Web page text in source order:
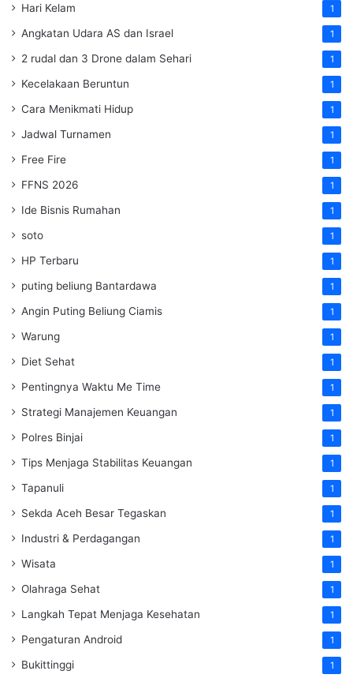
Hari Kelam 1
Angkatan Udara AS dan Israel 1
2 rudal dan 3 Drone dalam Sehari 1
Kecelakaan Beruntun 1
Cara Menikmati Hidup 1
Jadwal Turnamen 1
Free Fire 1
FFNS 2026 1
Ide Bisnis Rumahan 1
soto 1
HP Terbaru 1
puting beliung Bantardawa 1
Angin Puting Beliung Ciamis 1
Warung 1
Diet Sehat 1
Pentingnya Waktu Me Time 1
Strategi Manajemen Keuangan 1
Polres Binjai 1
Tips Menjaga Stabilitas Keuangan 1
Tapanuli 1
Sekda Aceh Besar Tegaskan 1
Industri & Perdagangan 1
Wisata 1
Olahraga Sehat 1
Langkah Tepat Menjaga Kesehatan 1
Pengaturan Android 1
Bukittinggi 1